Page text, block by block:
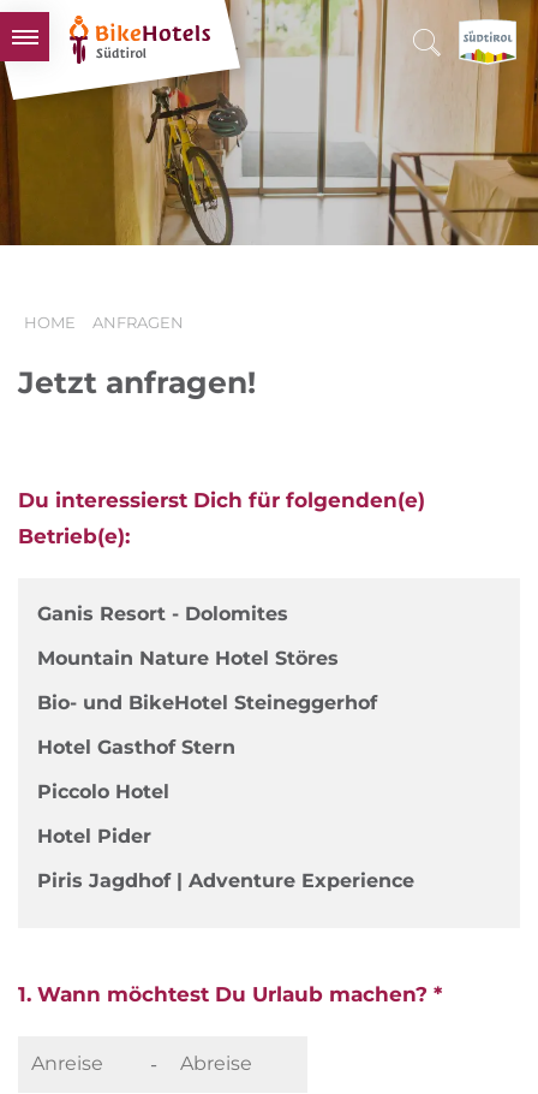
BIKEHOTELS
HOTELS & PAKETE
TOUREN & REVIERE
SÜDTIROL & WIR
HOME ANFRAGEN
Jetzt anfragen!
Du interessierst Dich für folgenden(e)
Betrieb(e):
Ganis Resort - Dolomites
Mountain Nature Hotel Störes
Bio- und BikeHotel Steineggerhof
Hotel Gasthof Stern
Piccolo Hotel
Hotel Pider
Piris Jagdhof | Adventure Experience
1. Wann möchtest Du Urlaub machen? *
-